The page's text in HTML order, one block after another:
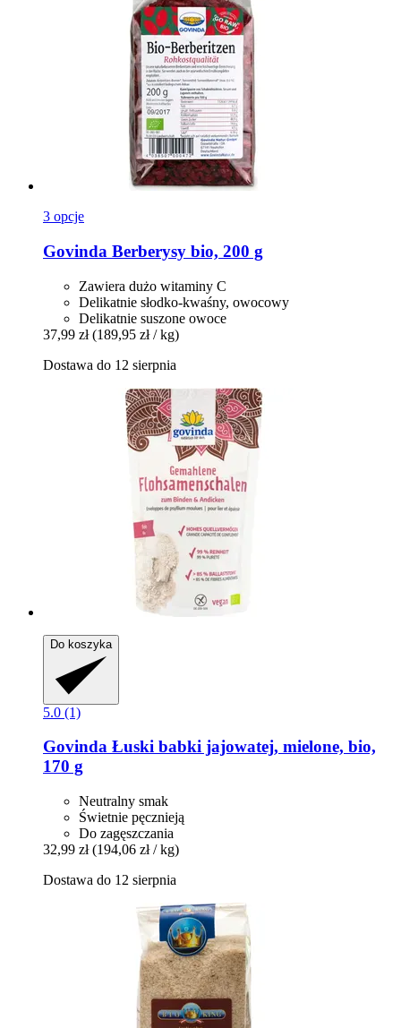
3 opcje
Govinda Berberysy bio, 200 g
Zawiera dużo witaminy C
Delikatnie słodko-kwaśny, owocowy
Delikatnie suszone owoce
37,99 zł (189,95 zł / kg)
Dostawa do 12 sierpnia
Do koszyka
5.0 (1)
Govinda Łuski babki jajowatej, mielone, bio,
170 g
Neutralny smak
Świetnie pęcznieją
Do zagęszczania
32,99 zł (194,06 zł / kg)
Dostawa do 12 sierpnia